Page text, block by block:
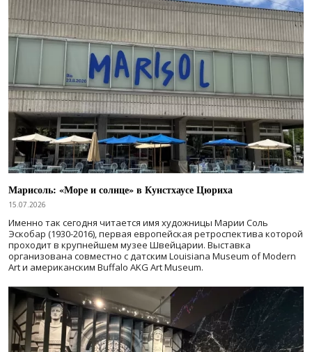
Марисоль: «Море и солнце» в Кунстхаусе Цюриха
15.07.2026
Именно так сегодня читается имя художницы Марии Соль
Эскобар (1930-2016), первая европейская ретроспектива которой
проходит в крупнейшем музее Швейцарии. Выставка
организована совместно с датским Louisiana Museum of Modern
Art и американским Buffalo AKG Art Museum.